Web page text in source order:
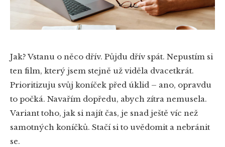
Jak? Vstanu o něco dřív. Půjdu dřív spát. Nepustím si
ten film, který jsem stejně už viděla dvacetkrát.
Prioritizuju svůj koníček před úklid – ano, opravdu
to počká. Navařím dopředu, abych zítra nemusela.
Variant toho, jak si najít čas, je snad ještě víc než
samotných koníčků. Stačí si to uvědomit a nebránit
se.